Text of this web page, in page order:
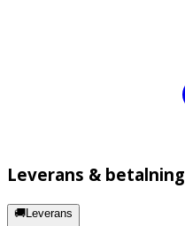
Leverans & betalning
🚚Leverans